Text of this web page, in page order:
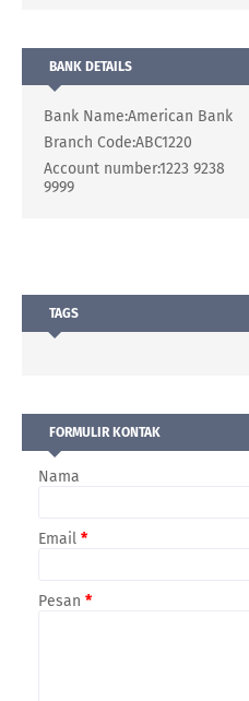
BANK DETAILS
Bank Name:American Bank
Branch Code:ABC1220
Account number:1223 9238
9999
TAGS
FORMULIR KONTAK
Nama
Email *
Pesan *